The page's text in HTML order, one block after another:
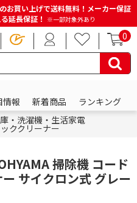
お買い上げで送料無料！メーカー保証
延長保証！ ※一部対象外あり
0
情報 新着商品
ランキング
・洗濯機・生活家電
ククリーナー
掃除機 コード
サイクロン式 グレー